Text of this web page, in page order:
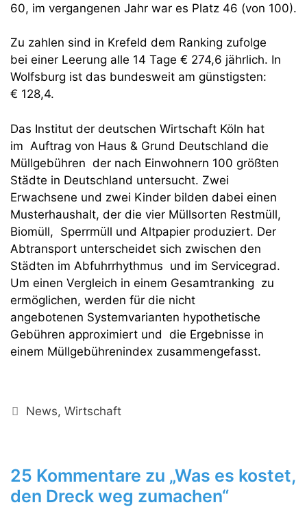
60, im vergangenen Jahr war es Platz 46 (von 100).
Zu zahlen sind in Krefeld dem Ranking zufolge
bei einer Leerung alle 14 Tage € 274,6 jährlich. In
Wolfsburg ist das bundesweit am günstigsten:
€ 128,4.
Das Institut der deutschen Wirtschaft Köln hat
im Auftrag von Haus & Grund Deutschland die
Müllgebühren der nach Einwohnern 100 größten
Städte in Deutschland untersucht. Zwei
Erwachsene und zwei Kinder bilden dabei einen
Musterhaushalt, der die vier Müllsorten Restmüll,
Biomüll, Sperrmüll und Altpapier produziert. Der
Abtransport unterscheidet sich zwischen den
Städten im Abfuhrrhythmus und im Servicegrad.
Um einen Vergleich in einem Gesamtranking zu
ermöglichen, werden für die nicht
angebotenen Systemvarianten hypothetische
Gebühren approximiert und die Ergebnisse in
einem Müllgebührenindex zusammengefasst.
Kategorien
News,Wirtschaft
25 Kommentare zu „Was es kostet,
den Dreck weg zumachen“